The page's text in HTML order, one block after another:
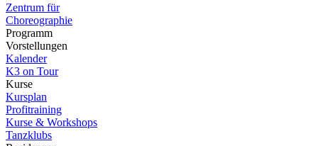
Zentrum für
Choreographie
Programm
Vorstellungen
Kalender
K3 on Tour
Kurse
Kursplan
Profitraining
Kurse & Workshops
Tanzklubs